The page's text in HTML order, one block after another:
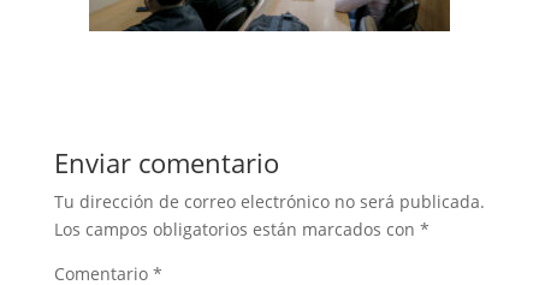
Enviar comentario
Tu dirección de correo electrónico no será publicada.
Los campos obligatorios están marcados con *
Comentario *